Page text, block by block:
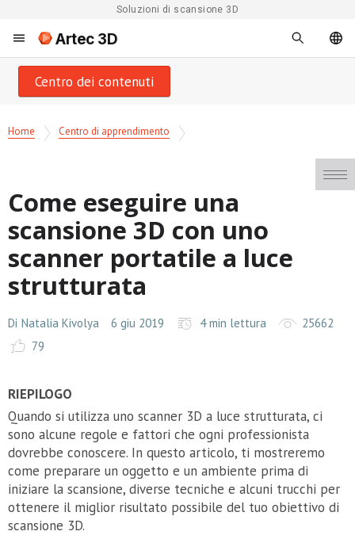
Soluzioni di scansione 3D
Artec 3D
Centro dei contenuti
Home Centro di apprendimento
Come eseguire una
scansione 3D con uno
scanner portatile a luce
strutturata
Di Natalia Kivolya 6 giu 2019 4 min lettura
25662
79
RIEPILOGO
Quando si utilizza uno scanner 3D a luce strutturata, ci
sono alcune regole e fattori che ogni professionista
dovrebbe conoscere. In questo articolo, ti mostreremo
come preparare un oggetto e un ambiente prima di
iniziare la scansione, diverse tecniche e alcuni trucchi per
ottenere il miglior risultato possibile del tuo obiettivo di
scansione 3D.